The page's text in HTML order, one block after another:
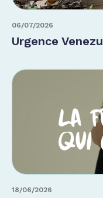
06/07/2026
Urgence
18/06/2026